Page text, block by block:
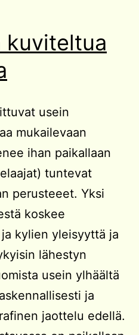
kuviteltua
usein
mukailevaan
ihan paikallaan
tuntevat
perusteeet. Yksi
koskee
kylien yleisyyttä ja
lähestyn
usein ylhäältä
ja
jaottelu edellä.